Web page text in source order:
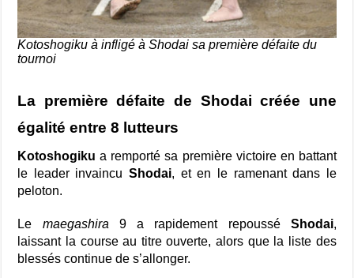
Kotoshogiku à infligé à Shodai sa première défaite du
tournoi
La première défaite de Shodai créée une
égalité entre 8 lutteurs
Kotoshogiku a remporté sa première victoire en battant
le leader invaincuShodai, et en le ramenant dans le
peloton.
Le maegashira 9 a rapidement repoussé Shodai,
laissant la course au titre ouverte, alors que la liste des
blessés continue de s’allonger.